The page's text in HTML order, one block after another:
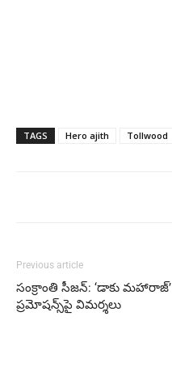
TAGS Hero ajith Tollwood
Previous article
సంక్రాంతి సీజన్‌: ‘డాకు మహారాజ్’
ప్రమోషన్స్‌పై విమర్శలు